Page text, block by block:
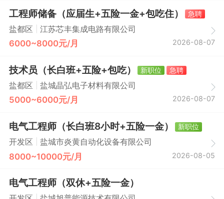
工程师储备（应届生+五险一金+包吃住）
急聘
盐都区
江苏芯丰集成电路有限公司
6000~8000元/月 2026-08-07
技术员（长白班+五险+包吃） 新职位
急聘
盐都区
盐城晶弘电子材料有限公司
5000~6000元/月 2026-08-07
电气工程师（长白班8小时+五险一金）
新职位
开发区
盐城市炎黄自动化设备有限公司
8000~10000元/月 2026-08-05
电气工程师（双休+五险一金）